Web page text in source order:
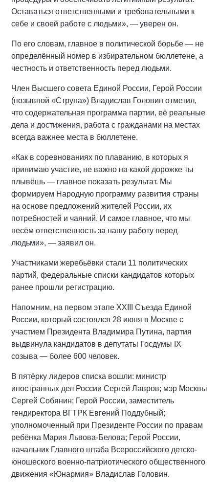
Оставаться ответственными и требовательными к
себе и своей работе с людьми», — уверен он.
По его словам, главное в политической борьбе — не
определённый номер в избирательном бюллетене, а
честность и ответственность перед людьми.
Член Высшего совета Единой России, Герой России
(позывной «Струна») Владислав Головин отметил,
что содержательная программа партии, её реальные
дела и достижения, работа с гражданами на местах
всегда важнее места в бюллетене.
«Как в соревнованиях по плаванию, в которых я
принимаю участие, не важно на какой дорожке ты
плывёшь — главное показать результат. Мы
формируем Народную программу развития страны
на основе предложений жителей России, их
потребностей и чаяний. И самое главное, что мы
несём ответственность за нашу работу перед
людьми», — заявил он.
Участниками жеребьёвки стали 11 политических
партий, федеральные списки кандидатов которых
ранее прошли регистрацию.
Напомним, на первом этапе XXIII Съезда Единой
России, который состоялся 28 июня в Москве с
участием Президента Владимира Путина, партия
выдвинула кандидатов в депутаты Госдумы IX
созыва — более 600 человек.
В пятёрку лидеров списка вошли: министр
иностранных дел России Сергей Лавров; мэр Москвы
Сергей Собянин; Герой России, заместитель
гендиректора ВГТРК Евгений Поддубный;
уполномоченный при Президенте России по правам
ребёнка Мария Львова-Белова; Герой России,
начальник Главного штаба Всероссийского детско-
юношеского военно-патриотического общественного
движения «Юнармия» Владислав Головин.